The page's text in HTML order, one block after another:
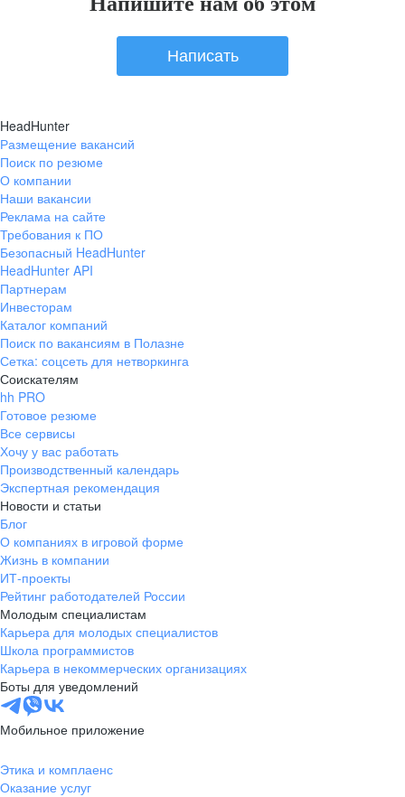
Написать
HeadHunter
Размещение вакансий
Поиск по резюме
О компании
Наши вакансии
Реклама на сайте
Требования к ПО
Безопасный HeadHunter
HeadHunter API
Партнерам
Инвесторам
Каталог компаний
Поиск по вакансиям в Полазне
Сетка: соцсеть для нетворкинга
Соискателям
hh PRO
Готовое резюме
Все сервисы
Хочу у вас работать
Производственный календарь
Экспертная рекомендация
Новости и статьи
Блог
О компаниях в игровой форме
Жизнь в компании
ИТ-проекты
Рейтинг работодателей России
Молодым специалистам
Карьера для молодых специалистов
Школа программистов
Карьера в некоммерческих организациях
Боты для уведомлений
Мобильное приложение
Этика и комплаенс
Оказание услуг